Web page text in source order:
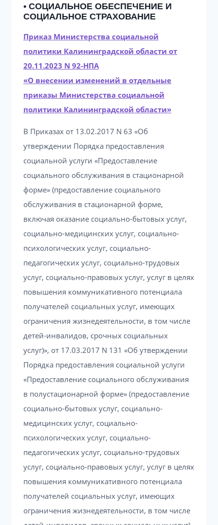
• СОЦИАЛЬНОЕ ОБЕСПЕЧЕНИЕ И
СОЦИАЛЬНОЕ СТРАХОВАНИЕ
Приказ Министерства социальной
политики Калининградской области от
20.11.2023 N 92-НПА
«О внесении изменений в отдельные
приказы Министерства социальной
политики Калининградской области»
В Приказах от 13.02.2017 N 63 «Об
утверждении Порядка предоставления
социальной услуги «Предоставление
социального обслуживания в стационарной
форме» (предоставление социального
обслуживания в стационарной форме,
включая оказание социально-бытовых услуг,
социально-медицинских услуг, социально-
психологических услуг, социально-
педагогических услуг, социально-трудовых
услуг, социально-правовых услуг, услуг в целях
повышения коммуникативного потенциала
получателей социальных услуг, имеющих
ограничения жизнедеятельности, в том числе
детей-инвалидов, срочных социальных
услуг)», от 17.03.2017 N 131 «Об утверждении
Порядка предоставления социальной услуги
«Предоставление социального обслуживания
в полустационарной форме» (предоставление
социально-бытовых услуг, социально-
медицинских услуг, социально-
психологических услуг, социально-
педагогических услуг, социально-трудовых
услуг, социально-правовых услуг, услуг в целях
повышения коммуникативного потенциала
получателей социальных услуг, имеющих
ограничения жизнедеятельности, в том числе